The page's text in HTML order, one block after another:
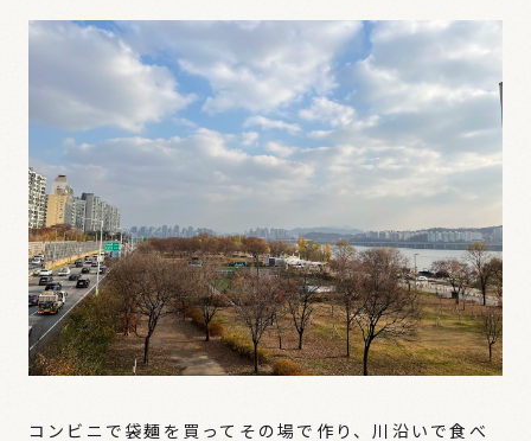
コンビニで袋麺を買ってその場で作り、川沿いで食べ